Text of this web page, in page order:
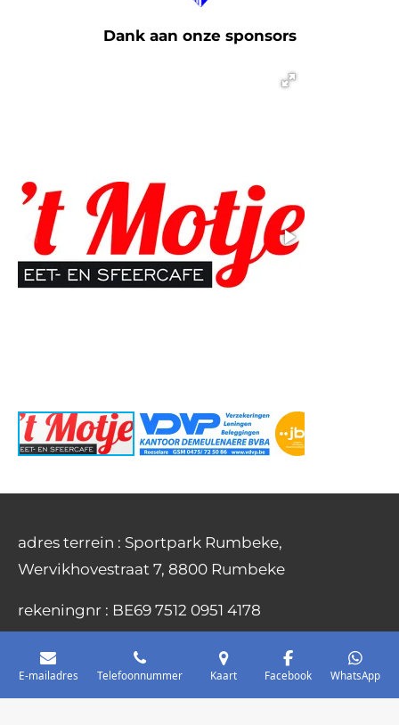
Dank aan onze sponsors
adres terrein : Sportpark Rumbeke,
Wervikhovestraat 7, 8800 Rumbeke
rekeningnr : BE69 7512 0951 4178
F
a
c
h
a
E-mailadres Telefoonnummer Kaart Facebook WhatsApp